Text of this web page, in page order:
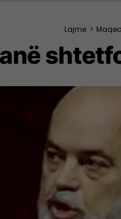
Lajme >